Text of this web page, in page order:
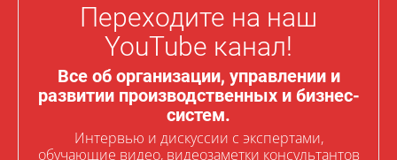
Переходите на наш
YouTube канал!
Все об организации, управлении и
развитии производственных и бизнес-
систем.
Интервью и дискуссии с экспертами,
обучающие видео, видеозаметки консультантов